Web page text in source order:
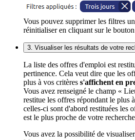
Vous pouvez supprimer les filtres
réinitialiser en cliquant sur le
3. Visualiser les résultats de votre
La liste des offres d'emploi est
pertinence. Cela veut dire que les
plus à vos critères s'affichent en
Vous avez renseigné le champ «
restitue les offres répondant le plus
celles-ci sont d'abord restituées les
est le plus proche de votre
Vous avez la possibilité de